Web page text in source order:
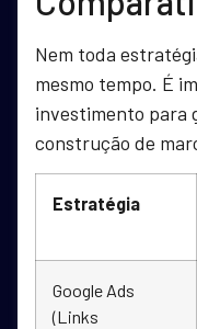
Nem toda
mesmo tempo. É
investimento para
construção de
Estratégia
Google Ads
(Links